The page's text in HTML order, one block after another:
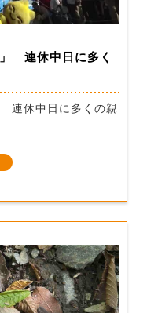
連休中日に多く
連休中日に多くの親